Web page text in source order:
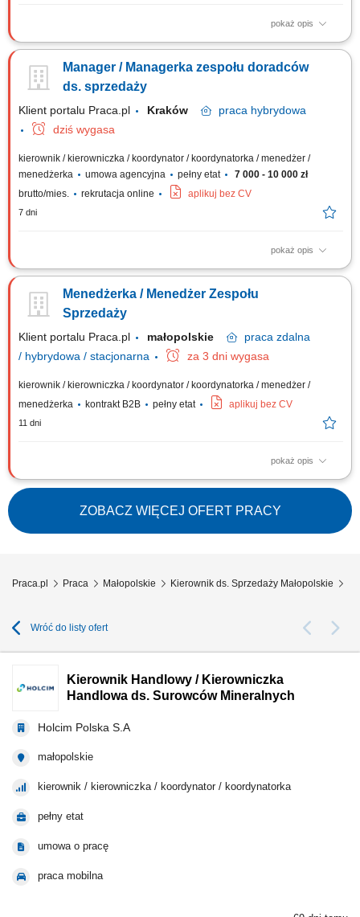
pokaż opis
Rekrutacja i budowa zespołu Doradców Ubezpieczeniowych.
nowych Doradców w sprzedaż produktów ubezpieczeniowych. Bieżące
wsparcie zespołu w realizacji celów. Odpowiedzialność za wyniki
Manager / Managerka zespołu doradców
ds. sprzedaży
Klient portalu Praca.pl Kraków praca hybrydowa
dziś wygasa
kierownik / kierowniczka / koordynator / koordynatorka / menedżer /
menedżerka
umowa agencyjna pełny etat
7 000 - 10 000 zł
brutto/mies.
rekrutacja online aplikuj bez CV
7 dni
pokaż opis
Budowanie od podstaw oraz koordynowanie pracy zaangażowanego
pracowników w osiąganiu ich indywidualnych celów oraz dbanie o
wysoki poziom motywacji w grupie. Aktywne poszukiwanie i rekrutowanie
Menedżerka / Menedżer Zespołu
Sprzedaży
Klient portalu Praca.pl małopolskie praca zdalna
/ hybrydowa / stacjonarna
za 3 dni wygasa
kierownik / kierowniczka / koordynator / koordynatorka / menedżer /
menedżerka
kontrakt B2B pełny etat aplikuj bez CV
11 dni
pokaż opis
Prowadzenie procesów rekrutacyjnych Kształtowanie zespołu Doradców
Ubezpieczeniowych. Zarządzanie i rozwijanie kompetencji podległego
zespołu. Wdrażanie nowych Doradców i wsparcie ich w zakresie
sprzedaży ubezpieczeń. Realizacja celów sprzedażowych.
Monitorowanie wyników i jakości...
ZOBACZ WIĘCEJ OFERT PRACY
Praca.pl Praca Małopolskie Kierownik ds. Sprzedaży Małopolskie
Wróć do listy ofert
Kierownik Handlowy / Kierowniczka
Handlowa ds. Surowców Mineralnych
Holcim Polska S.A
małopolskie
kierownik / kierowniczka / koordynator / koordynatorka
pełny etat
umowa o pracę
praca mobilna